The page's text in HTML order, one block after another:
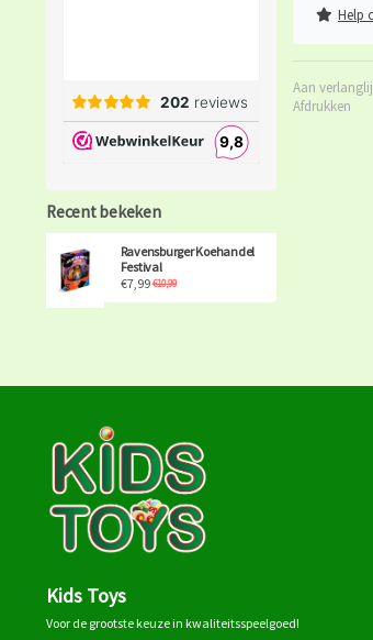
Recent bekeken
Ravensburger Koehandel
Festival
€7,99€10,99
Help
Aan
Afdrukken
Kids Toys
Voor de grootste keuze in kwaliteitsspeelgoed!